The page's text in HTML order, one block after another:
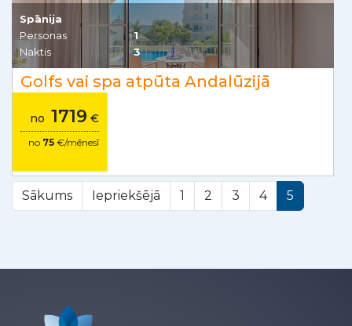
Spānija
Personas
1
Naktis
3
Golfs vai spa atpūta Andalūzijā
no 1719 €
no 75 €/mēnesī
Sākums Iepriekšējā 1 2 3 4 5